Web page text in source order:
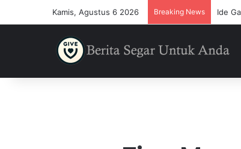
Kamis, Agustus 6 2026 Breaking News Ide